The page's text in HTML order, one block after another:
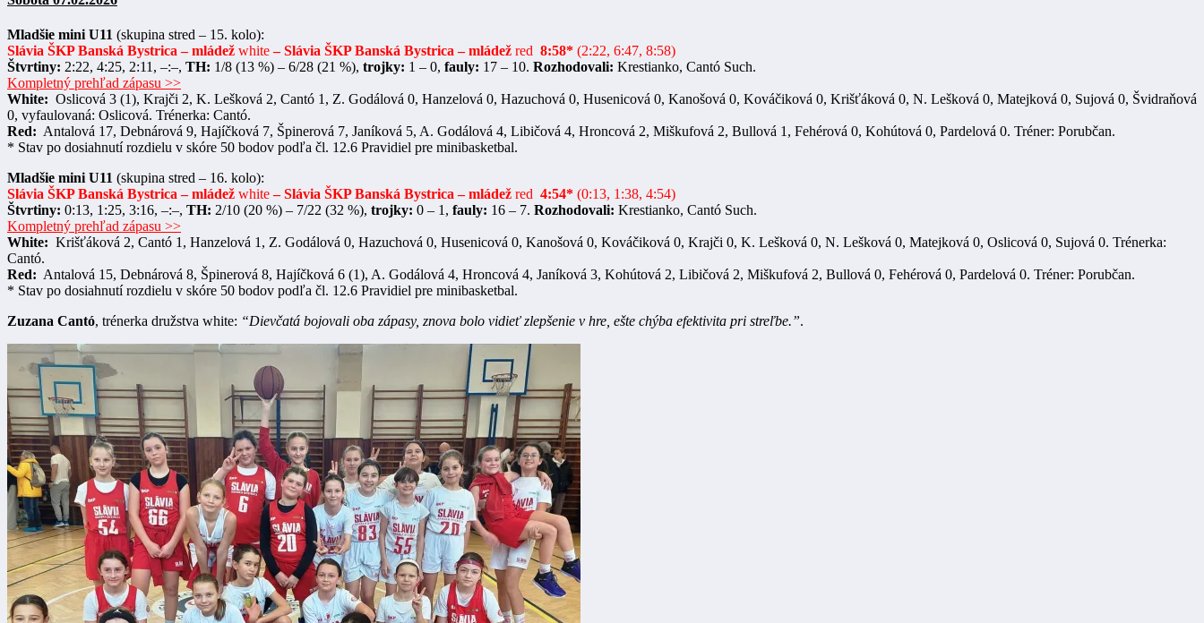
Mladšie mini U11 (skupina stred – 15. kolo):
Slávia ŠKP Banská Bystrica – mládež white– Slávia ŠKP Banská Bystrica – mládež red 8:58* (2:22, 6:47, 8:58)
Štvrtiny: 2:22, 4:25, 2:11, –:–, TH: 1/8 (13 %) – 6/28 (21 %), trojky: 1 – 0, fauly: 17 – 10. Rozhodovali: Krestianko, Cantó Such.
Kompletný prehľad zápasu >>
White: Oslicová 3 (1), Krajči 2, K. Lešková 2, Cantó 1, Z. Godálová 0, Hanzelová 0, Hazuchová 0, Husenicová 0, Kanošová 0, Kováčiková 0, Krišťáková 0, N. Lešková 0, Matejková 0, Sujová 0, Švidraňová
0, vyfaulovaná: Oslicová. Trénerka: Cantó.
Red: Antalová 17, Debnárová 9, Hajíčková 7, Špinerová 7, Janíková 5, A. Godálová 4, Libičová 4, Hroncová 2, Miškufová 2, Bullová 1, Fehérová 0, Kohútová 0, Pardelová 0. Tréner: Porubčan.
* Stav po dosiahnutí rozdielu v skóre 50 bodov podľa čl. 12.6 Pravidiel pre minibasketbal.
Mladšie mini U11 (skupina stred – 16. kolo):
Slávia ŠKP Banská Bystrica – mládež white– Slávia ŠKP Banská Bystrica – mládež red 4:54* (0:13, 1:38, 4:54)
Štvrtiny: 0:13, 1:25, 3:16, –:–, TH: 2/10 (20 %) – 7/22 (32 %), trojky: 0 – 1, fauly: 16 – 7. Rozhodovali: Krestianko, Cantó Such.
Kompletný prehľad zápasu >>
White: Krišťáková 2, Cantó 1, Hanzelová 1, Z. Godálová 0, Hazuchová 0, Husenicová 0, Kanošová 0, Kováčiková 0, Krajči 0, K. Lešková 0, N. Lešková 0, Matejková 0, Oslicová 0, Sujová 0. Trénerka:
Cantó.
Red: Antalová 15, Debnárová 8, Špinerová 8, Hajíčková 6 (1), A. Godálová 4, Hroncová 4, Janíková 3, Kohútová 2, Libičová 2, Miškufová 2, Bullová 0, Fehérová 0, Pardelová 0. Tréner: Porubčan.
* Stav po dosiahnutí rozdielu v skóre 50 bodov podľa čl. 12.6 Pravidiel pre minibasketbal.
Zuzana Cantó, trénerka družstva white: “Dievčatá bojovali oba zápasy, znova bolo vidieť zlepšenie v hre, ešte chýba efektivita pri streľbe.”.